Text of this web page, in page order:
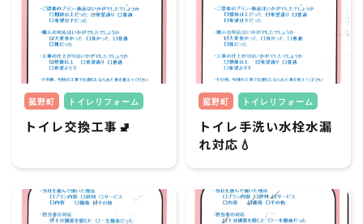
菰野町 トイレリフォーム
トイレ交換工事🚽
菰野町 トイレリフォーム
トイレ手洗い水栓水漏
れ対応💧